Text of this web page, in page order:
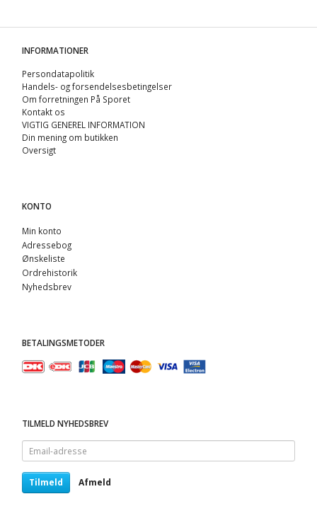
INFORMATIONER
Persondatapolitik
Handels- og forsendelsesbetingelser
Om forretningen På Sporet
Kontakt os
VIGTIG GENEREL INFORMATION
Din mening om butikken
Oversigt
KONTO
Min konto
Adressebog
Ønskeliste
Ordrehistorik
Nyhedsbrev
BETALINGSMETODER
TILMELD NYHEDSBREV
Email-
adresse
Tilmeld Afmeld